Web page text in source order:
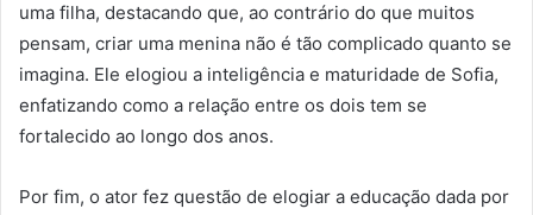
uma filha, destacando que, ao contrário do que muitos
pensam, criar uma menina não é tão complicado quanto se
imagina. Ele elogiou a inteligência e maturidade de Sofia,
enfatizando como a relação entre os dois tem se
fortalecido ao longo dos anos.
Por fim, o ator fez questão de elogiar a educação dada por